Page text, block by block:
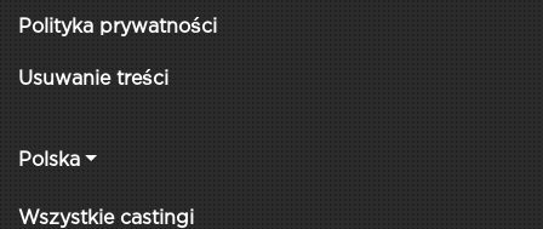
Polityka prywatności
Usuwanie treści
Polska
Wszystkie castingi